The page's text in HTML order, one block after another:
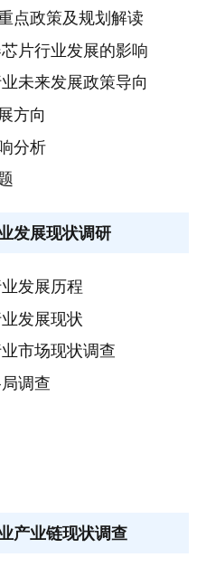
点政策及规划解读
片行业发展的影响
未来发展政策导向
方向
分析
发展现状调研
发展历程
发展现状
市场现状调查
调查
产业链现状调查